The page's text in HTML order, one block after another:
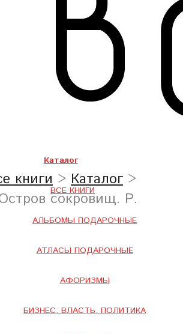
Каталог
ВСЕ КНИГИ
АЛЬБОМЫ ПОДАРОЧНЫЕ
АТЛАСЫ ПОДАРОЧНЫЕ
АФОРИЗМЫ
БИЗНЕС. ВЛАСТЬ. ПОЛИТИКА
книги > Каталог >
сокровищ. Р.